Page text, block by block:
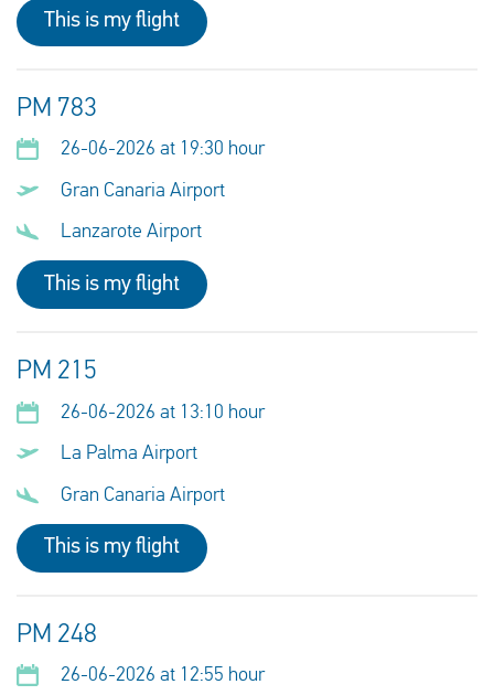
This is my flight
PM 783
26-06-2026 at 19:30 hour
Gran Canaria Airport
Lanzarote Airport
This is my flight
PM 215
26-06-2026 at 13:10 hour
La Palma Airport
Gran Canaria Airport
This is my flight
PM 248
26-06-2026 at 12:55 hour